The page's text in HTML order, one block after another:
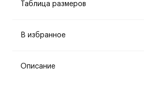
Таблица размеров
В избранное
Описание